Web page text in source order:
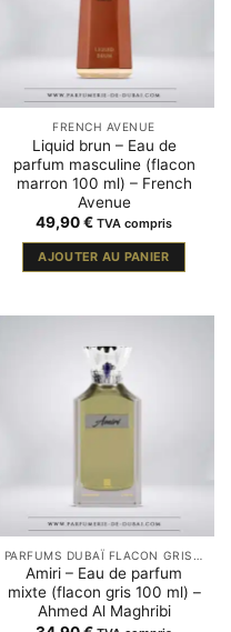
FRENCH AVENUE
Liquid brun – Eau de
parfum masculine (flacon
marron 100 ml) – French
Avenue
49,90€ TVA compris
AJOUTER AU PANIER
Amiri – Eau de parfum
mixte (flacon gris 100 ml) –
Ahmed Al Maghribi